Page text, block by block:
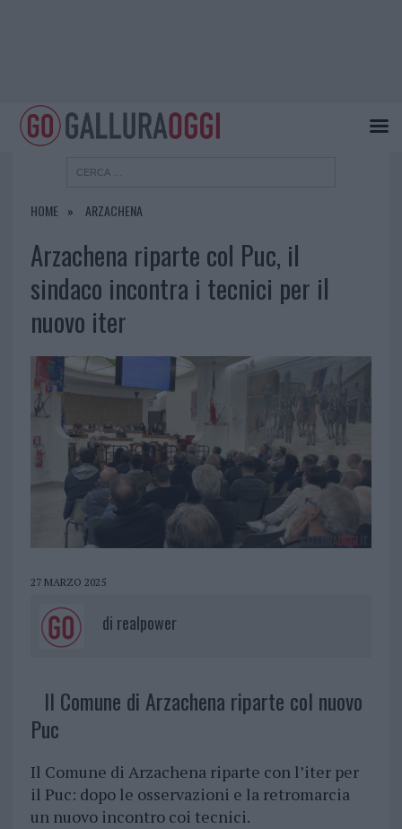
HOME ARZACHENA
Arzachena riparte col Puc, il
sindaco incontra i tecnici per il
nuovo iter
27 MARZO 2025
di realpower
Il Comune di Arzachena riparte col nuovo
Puc
Il Comune di Arzachena riparte con l’iter per
il Puc: dopo le osservazioni e la retromarcia
un nuovo incontro coi tecnici.